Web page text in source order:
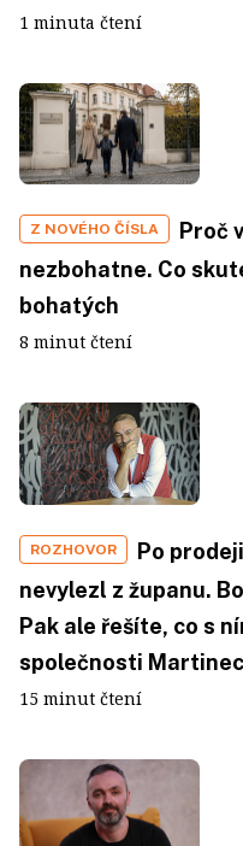
1 minuta čtení
Z NOVÉHO ČÍSLA
Proč
nezbohatne. Co
bohatých
8 minut čtení
ROZHOVOR
Po
nevylezl z županu.
Pak ale řešíte, co s
společnosti Martinec
15 minut čtení